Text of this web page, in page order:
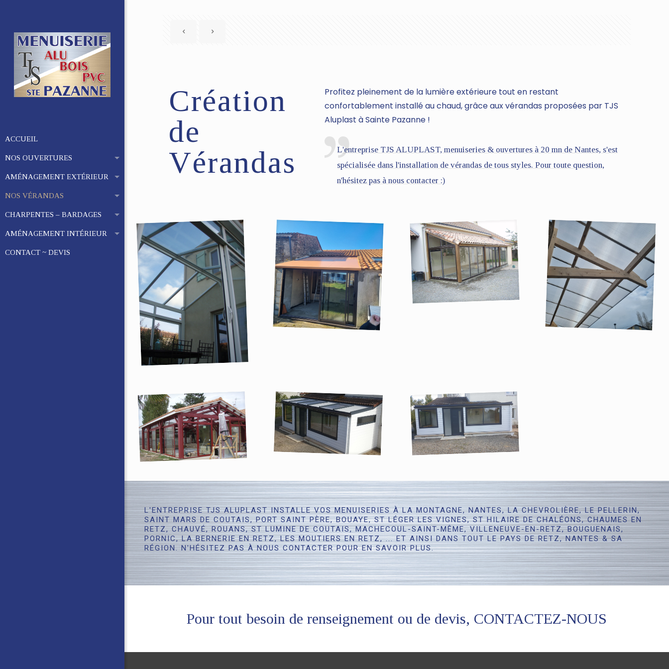
ACCUEIL
NOS OUVERTURES
AMÉNAGEMENT EXTÉRIEUR
NOS VÉRANDAS
CHARPENTES – BARDAGES
AMÉNAGEMENT INTÉRIEUR
CONTACT ~ DEVIS
Création
de
Vérandas
Profitez pleinement de la lumière extérieure tout en restant
confortablement installé au chaud, grâce aux vérandas proposées par TJS
Aluplast à Sainte Pazanne !
L'entreprise TJS ALUPLAST, menuiseries & ouvertures à 20 mn de Nantes, s'est
spécialisée dans l'installation de vérandas de tous styles. Pour toute question,
n'hésitez pas à nous contacter :)
L'ENTREPRISE TJS ALUPLAST INSTALLE VOS MENUISERIES À LA MONTAGNE, NANTES, LA CHEVROLIÈRE, LE PELLERIN,
SAINT MARS DE COUTAIS, PORT SAINT PÈRE, BOUAYE, ST LÉGER LES VIGNES, ST HILAIRE DE CHALÉONS, CHAUMES EN
RETZ, CHAUVÉ, ROUANS, ST LUMINE DE COUTAIS, MACHECOUL-SAINT-MÊME, VILLENEUVE-EN-RETZ, BOUGUENAIS,
PORNIC, LA BERNERIE EN RETZ, LES MOUTIERS EN RETZ, ... ET AINSI DANS TOUT LE PAYS DE RETZ, NANTES & SA
RÉGION. N'HÉSITEZ PAS À NOUS CONTACTER POUR EN SAVOIR PLUS.
Pour tout besoin de renseignement ou de devis, CONTACTEZ-NOUS